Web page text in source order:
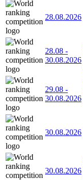
28.08.2026
28.08 -
30.08.2026
29.08 -
30.08.2026
30.08.2026
30.08.2026